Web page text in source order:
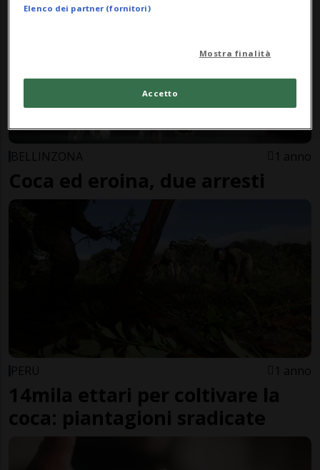
BELLINZONA 1 anno
Coca ed eroina, due arresti
PERÙ 1 anno
14mila ettari per coltivare la
coca: piantagioni sradicate
Elenco dei partner (fornitori)
Mostra finalità
Accetto